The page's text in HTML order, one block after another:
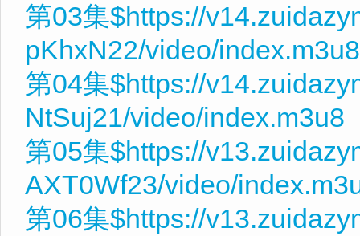
第03集$https://
pKhxN22/video/index.m3u8
第04集$https://
NtSuj21/video/index.m3u8
第05集$https://
AXT0Wf23/video/
第06集$https://